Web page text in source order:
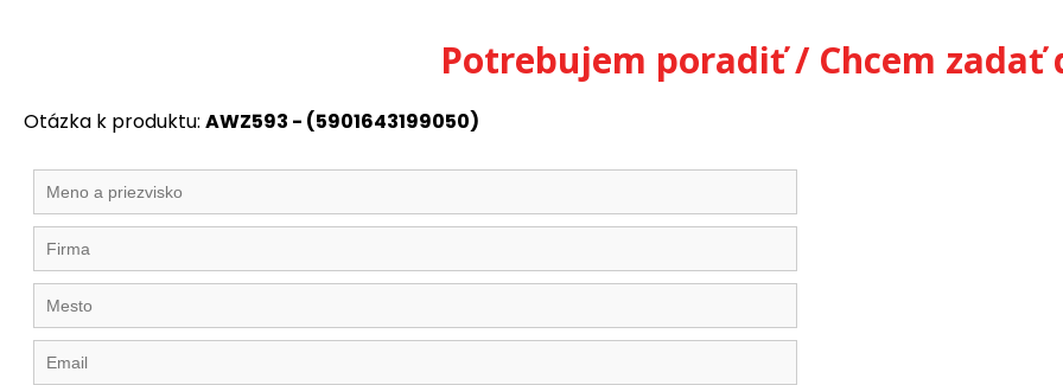
Potrebujem poradiť / Chcem zadať
Otázka k produktu: AWZ593 - (5901643199050)